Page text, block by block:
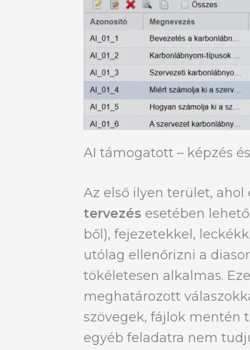
AI támogatott – képzés
Az első ilyen terület, ahol
tervezés esetében
ből), fejezetekkel,
utólag ellenőrizni a
tökéletesen alkalmas.
meghatározott
szövegek, fájlok mentén
egyéb feladatra nem